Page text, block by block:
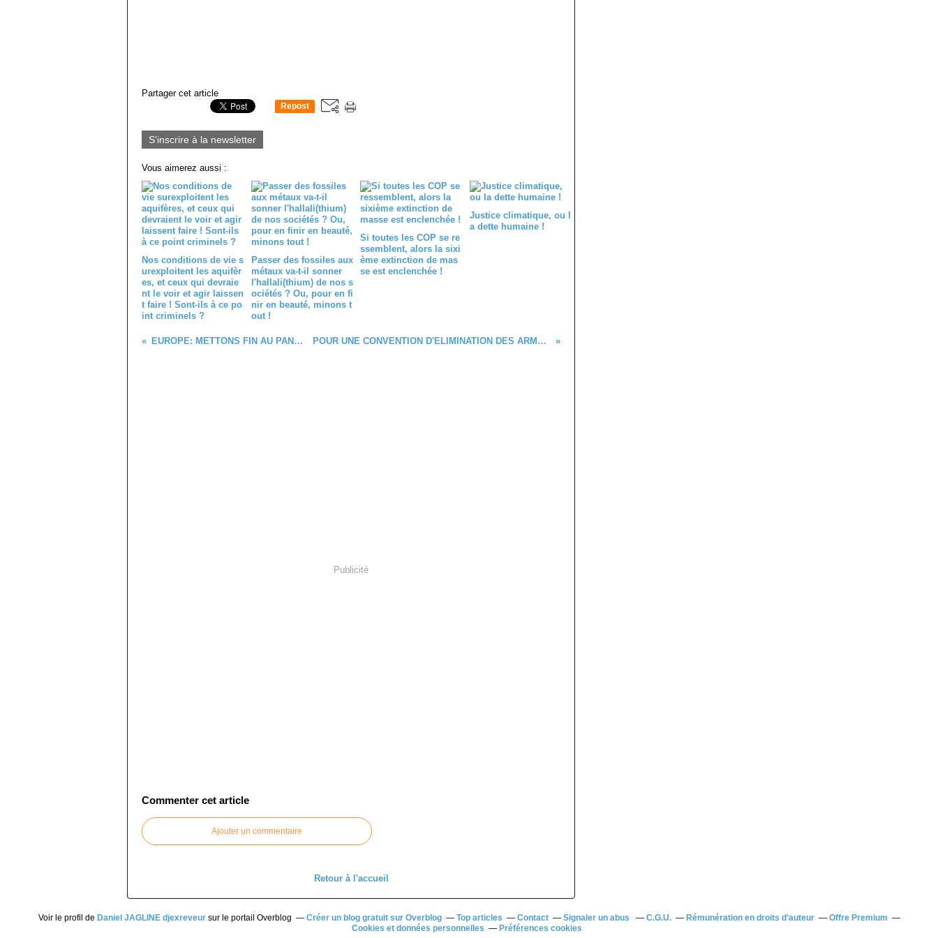
Partager cet article
Repost
S'inscrire à la newsletter
Vous aimerez aussi :
Nos conditions de vie s
urexploitent les aquifèr
es, et ceux qui devraie
nt le voir et agir laissen
t faire ! Sont-ils à ce po
int criminels ?
Passer des fossiles aux
métaux va-t-il sonner
l'hallali(thium) de nos s
ociétés ? Ou, pour en fi
nir en beauté, minons t
out !
Si toutes les COP se re
ssemblent, alors la sixi
ème extinction de mas
se est enclenchée !
Justice climatique, ou l
a dette humaine !
EUROPE: METTONS FIN AU PANTOUFLAGE POUR UNE CONVENTION D'ELIMINATION DES ARMES NUCLEAIRES
Publicité
Commenter cet article
Ajouter un commentaire
Retour à l'accueil
Voir le profil de Daniel JAGLINE djexreveursur le portail Overblog Créer un blog gratuit sur Overblog Top articles Contact Signaler un abus C.G.U. Rémunération en droits d'auteur
Offre Premium
Cookies et données personnelles
Préférences cookies